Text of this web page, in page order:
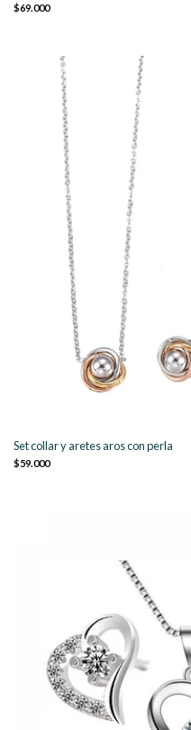
$69.000
Set collar y aretes aros con perla
$59.000